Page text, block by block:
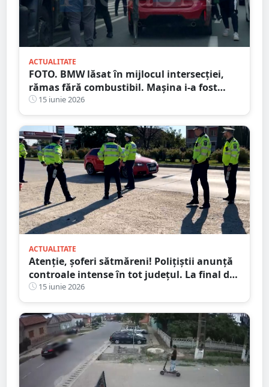
ACTUALITATE
FOTO. BMW lăsat în mijlocul intersecției,
rămas fără combustibil. Mașina i-a fost
ridicată de Poliția Locală
15 iunie 2026
ACTUALITATE
Atenție, șoferi sătmăreni! Polițiștii anunță
controale intense în tot județul. La final de
săptămână e programată și o acțiune-
maraton de 24 de ore
15 iunie 2026